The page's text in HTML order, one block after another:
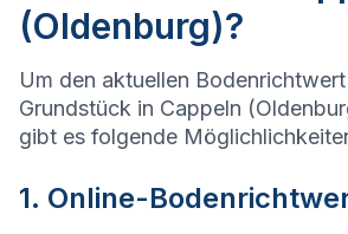
(Oldenburg)?
Um den aktuellen
Grundstück in Cappeln
gibt es folgende
1. Online-